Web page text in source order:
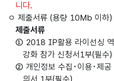
니다.
ㅇ 제출서류 (용량 10Mb 이하)
제출서류
① 2018 IP활용 라이선싱
강화 참가 신청서1부(필수)
② 개인정보 수집･이용･제공
의서 1부(필수)